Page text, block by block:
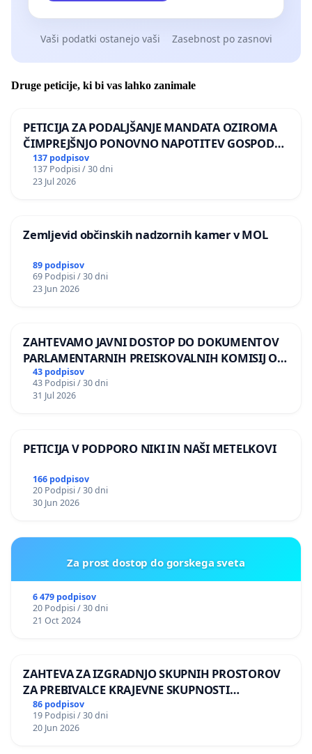
Vaši podatki ostanejo vaši Zasebnost po zasnovi
Druge peticije, ki bi vas lahko zanimale
PETICIJA ZA PODALJŠANJE MANDATA OZIROMA
ČIMPREJŠNJO PONOVNO NAPOTITEV GOSPODA
BERNARDA ŠRAJNERJA NA VELEPOSLANIŠTVO
REPUBLIKE SLOVENIJE V MOSKVI
137 podpisov
137 Podpisi / 30 dni
23 Jul 2026
Zemljevid občinskih nadzornih kamer v MOL
89 podpisov
69 Podpisi / 30 dni
23 Jun 2026
ZAHTEVAMO JAVNI DOSTOP DO DOKUMENTOV
PARLAMENTARNIH PREISKOVALNIH KOMISIJ O
ILEGALNI TRGOVINI Z OROŽJEM
43 podpisov
43 Podpisi / 30 dni
31 Jul 2026
PETICIJA V PODPORO NIKI IN NAŠI METELKOVI
166 podpisov
20 Podpisi / 30 dni
30 Jun 2026
Za prost dostop do gorskega sveta
6 479 podpisov
20 Podpisi / 30 dni
21 Oct 2024
ZAHTEVA ZA IZGRADNJO SKUPNIH PROSTOROV
ZA PREBIVALCE KRAJEVNE SKUPNOSTI
PRESTRANEK
86 podpisov
19 Podpisi / 30 dni
20 Jun 2026